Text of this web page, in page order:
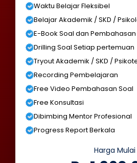
Waktu Belajar Fleksibel
Belajar Akademik / SKD /
E-Book Soal dan Pembahasan
Drilling Soal Setiap pertemuan
Tryout Akademik / SKD /
Recording Pembelajaran
Free Video Pembahasan Soal
Free Konsultasi
Dibimbing Mentor Profesional
Progress Report Berkala
Harga Mulai